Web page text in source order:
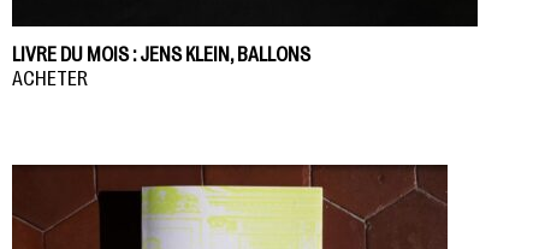
LIVRE DU MOIS : JENS KLEIN, BALLONS
ACHETER